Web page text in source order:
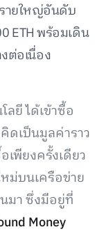
ายใหญ่อันดับ
ETH พร้อมเดิน
ต่อเนื่อง
ลยี ได้เข้าซื้อ
ดเป็นมูลค่าราว
พียงครั้งเดียว
ม่บนเครือข่าย
มา ซึ่งมีอยู่ที่
Money